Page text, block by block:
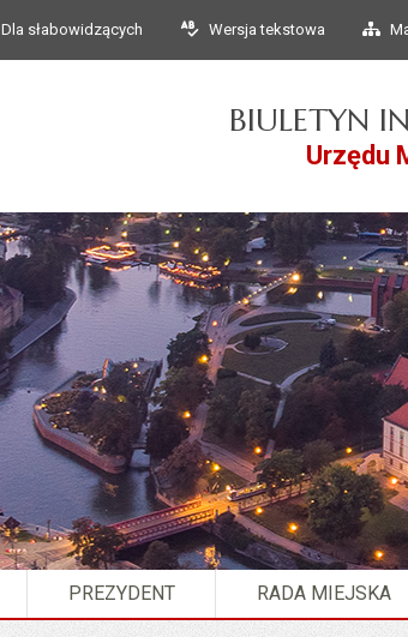
Dla słabowidzących Wersja tekstowa
BIULETYN
Urzędu
PREZYDENT RADA MIEJSKA